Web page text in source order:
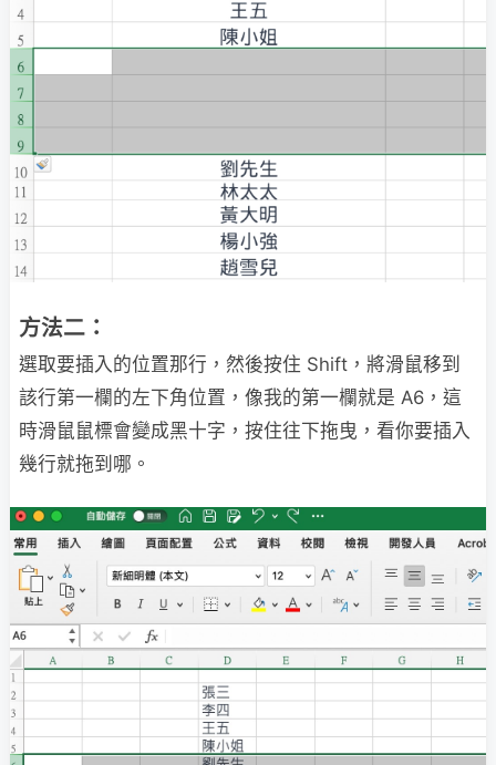
方法二：
選取要插入的位置那行，然後按住 Shift，將滑鼠移到
該行第一欄的左下角位置，像我的第一欄就是 A6，這
時滑鼠鼠標會變成黑十字，按住往下拖曳，看你要插入
幾行就拖到哪。